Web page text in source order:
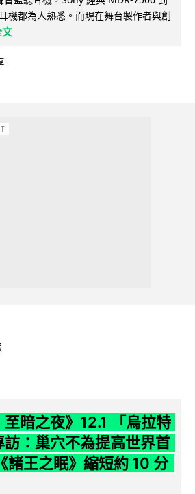
機都為人熟悉。而現在舞台製作者與創
文
至暗之夜》12.1 「烏拉特
訪：巢穴不為提高世界首
諸王之眠》縮短約 10 分